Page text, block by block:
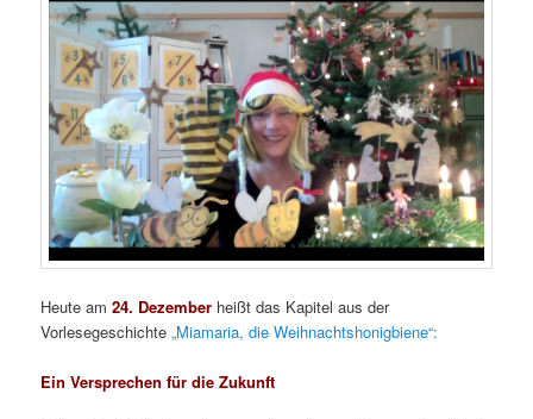
Heute am24. Dezember heißt das Kapitel aus der
Vorlesegeschichte„Miamaria, die Weihnachtshonigbiene“:
Ein Versprechen für die Zukunft